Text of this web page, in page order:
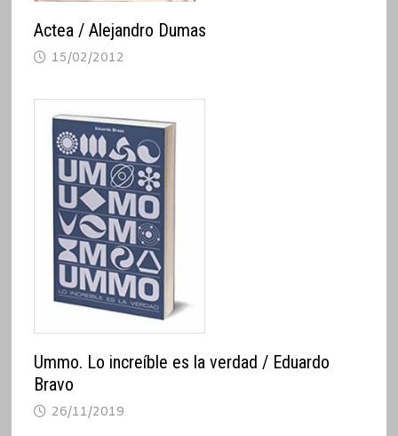
Actea / Alejandro Dumas
15/02/2012
Ummo. Lo increíble es la verdad / Eduardo
Bravo
26/11/2019